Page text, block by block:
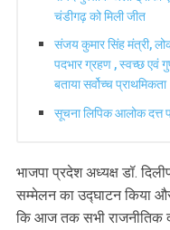
चंडीगढ़ को मिली जीत
संजय कुमार सिंह मंत्री,
पदभार ग्रहण , स्वच्छ एवं
बताया सर्वोच्च प्राथमिकता
सूचना लिपिक आलोक
भाजपा प्रदेश अध्यक्ष डॉ.
सम्मेलन का उद्घाटन किया
कि आज तक सभी राजनीतिक